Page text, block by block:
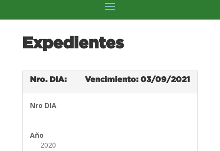
Expedientes
Nro. DIA: Vencimiento: 03/09/2021
Nro DIA
Año
2020